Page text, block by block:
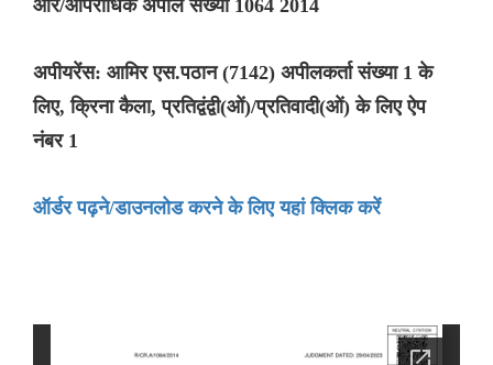
आर/आपराधिक अपील संख्या 1064 2014
अपीयरेंस: आमिर एस.पठान (7142) अपीलकर्ता संख्या 1 के
लिए, क्रिना कैला, प्रतिद्वंद्वी(ओं)/प्रतिवादी(ओं) के लिए ऐप
नंबर 1
ऑर्डर पढ़ने/डाउनलोड करने के लिए यहां क्लिक करें